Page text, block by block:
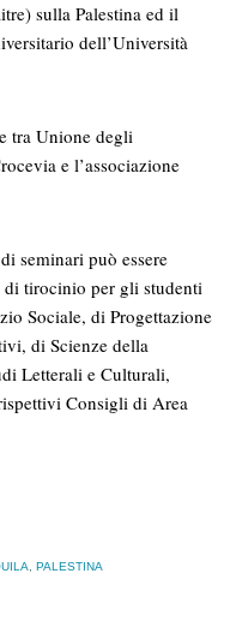
sulla Palestina ed il
dell’Università
tra Unione degli
e l’associazione
seminari può essere
tirocinio per gli studenti
Sociale, di Progettazione
di Scienze della
Letterali e Culturali,
Consigli di Area
, PALESTINA